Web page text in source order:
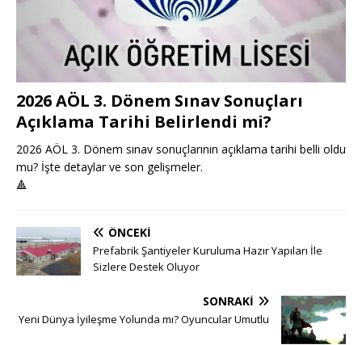
2026 AÖL 3. Dönem Sınav Sonuçları
Açıklama Tarihi Belirlendi mi?
2026 AÖL 3. Dönem sınav sonuçlarının açıklama tarihi belli oldu
mu? İşte detaylar ve son gelişmeler.
🔺
ÖNCEKI
Prefabrik Şantiyeler Kuruluma Hazır Yapıları İle
Sizlere Destek Oluyor
SONRAKI
Yeni Dünya İyileşme Yolunda mı? Oyuncular Umutlu